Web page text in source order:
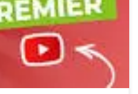
du contenu vidéo en ligne. Pour
et attirer un plus grand
d’optimiser le
YouTube. […]